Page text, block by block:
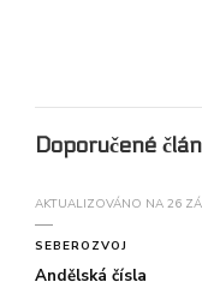
Doporučené
AKTUALIZOVÁNO NA 26
SEBEROZVOJ
Andělská čísla